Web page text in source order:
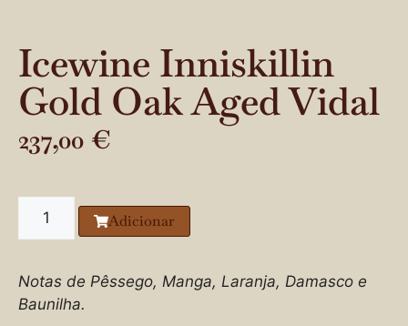
Icewine Inniskillin
Gold Oak Aged Vidal
237,00 €
Adicionar
Notas de Pêssego, Manga, Laranja, Damasco e
Baunilha.